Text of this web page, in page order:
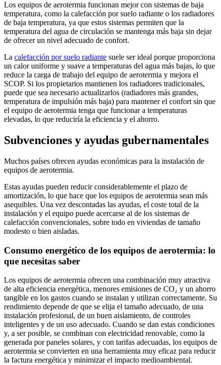
Los equipos de aerotermia funcionan mejor con sistemas de baja
temperatura, como la calefacción por suelo radiante o los radiadores
de baja temperatura, ya que estos sistemas permiten que la
temperatura del agua de circulación se mantenga más baja sin dejar
de ofrecer un nivel adecuado de confort.
La calefacción por suelo radiante suele ser ideal porque proporciona
un calor uniforme y suave a temperaturas del agua más bajas, lo que
reduce la carga de trabajo del equipo de aerotermia y mejora el
SCOP. Si los propietarios mantienen los radiadores tradicionales,
puede que sea necesario actualizarlos (radiadores más grandes,
temperatura de impulsión más baja) para mantener el confort sin que
el equipo de aerotermia tenga que funcionar a temperaturas
elevadas, lo que reduciría la eficiencia y el ahorro.
Subvenciones y ayudas gubernamentales
Muchos países ofrecen ayudas económicas para la instalación de
equipos de aerotermia.
Estas ayudas pueden reducir considerablemente el plazo de
amortización, lo que hace que los equipos de aerotermia sean más
asequibles. Una vez descontadas las ayudas, el coste total de la
instalación y el equipo puede acercarse al de los sistemas de
calefacción convencionales, sobre todo en viviendas de tamaño
modesto o bien aisladas.
Consumo energético de los equipos de aerotermia: lo
que necesitas saber
Los equipos de aerotermia ofrecen una combinación muy atractiva
de alta eficiencia energética, menores emisiones de CO₂ y un ahorro
tangible en los gastos cuando se instalan y utilizan correctamente. Su
rendimiento depende de que se elija el tamaño adecuado, de una
instalación profesional, de un buen aislamiento, de controles
inteligentes y de un uso adecuado. Cuando se dan estas condiciones
y, a ser posible, se combinan con electricidad renovable, como la
generada por paneles solares, y con tarifas adecuadas, los equipos de
aerotermia se convierten en una herramienta muy eficaz para reducir
la factura energética y minimizar el impacto medioambiental.